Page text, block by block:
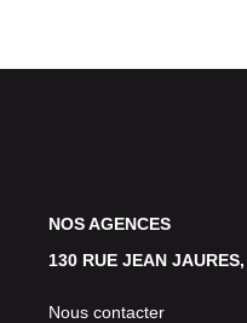
NOS AGENCES
130 RUE JEAN
Nous contacter